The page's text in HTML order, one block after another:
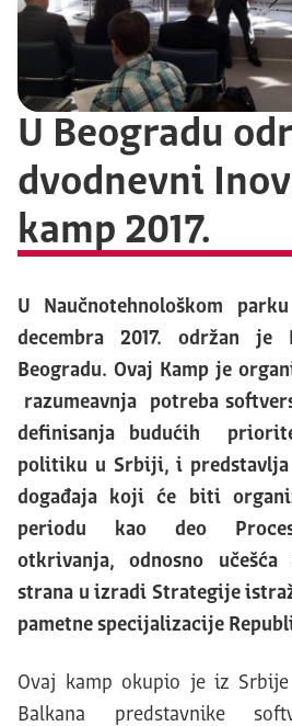
U Beogradu
dvodnevni
kamp 2017.
U Naučnotehnološkom
decembra 2017. održan je
Beogradu. Ovaj Kamp je
razumeavnja potreba
definisanja budućih
politiku u Srbiji, i
događaja koji će biti
periodu kao deo
otkrivanja, odnosno učešća
strana u izradi Strategije
pametne specijalizacije
Ovaj kamp okupio je iz
Balkana predstavnike